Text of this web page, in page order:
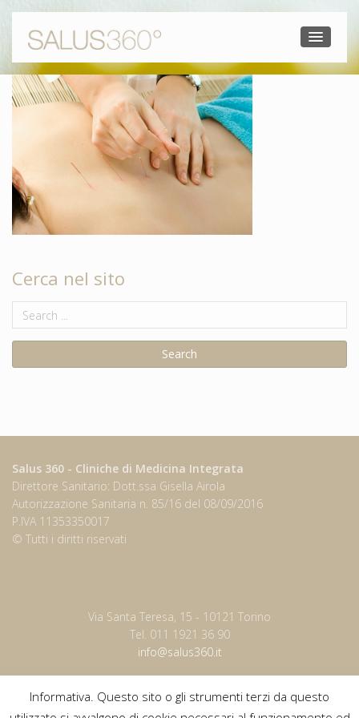
Cerca nel sito
Salus 360 - Cliniche di Medicina Integrata
Direttore Sanitario: Dott.ssa Gisella Airola
Autorizzazione Sanitaria n. 85/16 del 08/09/2016
P.IVA 11353350017
© Tutti i diritti riservati
Via Santa Teresa, 15 - 10121 Torino
Tel. 011 1921 36 90
info@salus360.it
Informativa. Questo sito o gli strumenti terzi da questo